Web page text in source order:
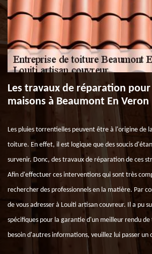
Les travaux de réparation
maisons à Beaumont En Veron
Les pluies torrentielles peuvent être à l'origine de
toiture. En effet, il est logique que des soucis
survenir. Donc, des travaux de réparation de ces
Afin d'effectuer ces interventions qui sont très
rechercher des professionnels en la matière. Par
de vous adresser à Louiti artisan couvreur. Il a pu
spécifiques pour la garantie d'un meilleur rendu de
besoin d'autres informations, veuillez lui passer un